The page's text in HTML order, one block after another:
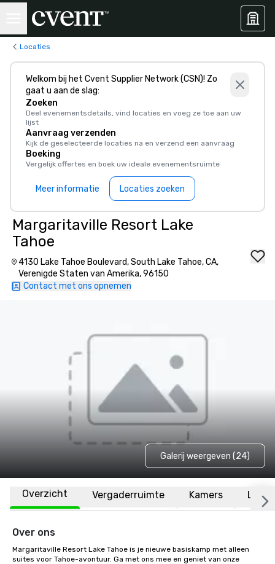
Locaties
Welkom bij het Cvent Supplier Network (CSN)! Zo
gaat u aan de slag:
Zoeken
Deel evenementsdetails, vind locaties en voeg ze toe aan uw
lijst
Aanvraag verzenden
Kijk de geselecteerde locaties na en verzend een aanvraag
Boeking
Vergelijk offertes en boek uw ideale evenementsruimte
Meer informatie Locaties zoeken
Margaritaville Resort Lake
Tahoe
4130 Lake Tahoe Boulevard, South Lake Tahoe, CA,
Verenigde Staten van Amerika, 96150
Contact met ons opnemen
Galerij weergeven (24)
Overzicht Vergaderruimte Kamers
Over ons
Margaritaville Resort Lake Tahoe is je nieuwe basiskamp met alleen
suites voor Tahoe-avontuur. Ga met ons mee en geniet van onze